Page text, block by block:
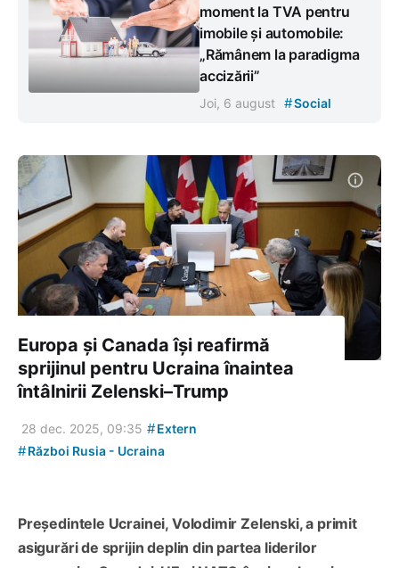
moment la TVA pentru
imobile și automobile:
„Rămânem la paradigma
accizării”
Joi, 6 august #Social
Europa și Canada își reafirmă
sprijinul pentru Ucraina înaintea
întâlnirii Zelenski–Trump
28 dec. 2025, 09:35 #Extern
#Război Rusia - Ucraina
Președintele Ucrainei, Volodimir Zelenski, a primit
asigurări de sprijin deplin din partea liderilor